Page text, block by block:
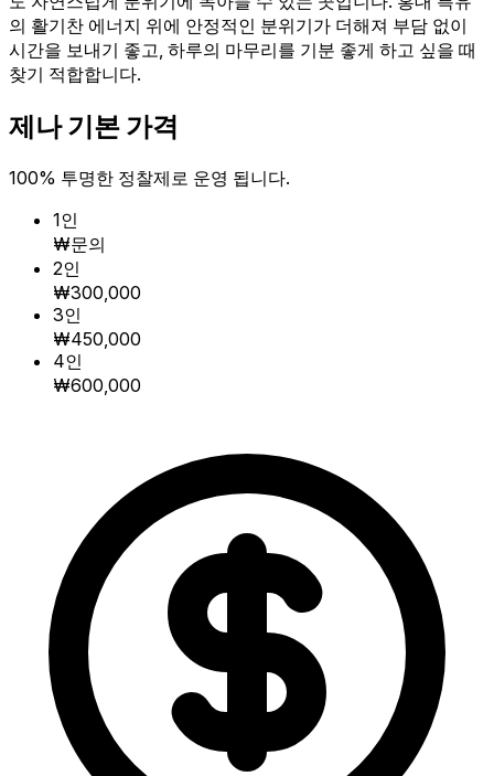
의 활기찬 에너지 위에 안정적인 분위기가 더해져 부담 없이
시간을 보내기 좋고, 하루의 마무리를 기분 좋게 하고 싶을 때
찾기 적합합니다.
제나 기본 가격
100% 투명한 정찰제로 운영 됩니다.
1인
₩문의
2인
₩300,000
3인
₩450,000
4인
₩600,000